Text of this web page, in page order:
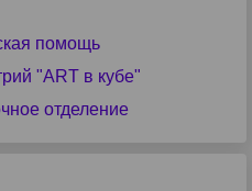
помощь
"ART в кубе"
отделение